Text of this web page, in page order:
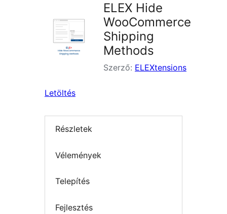
ELEX Hide
WooCommerce
Shipping
Methods
Szerző: ELEXtensions
Letöltés
Részletek
Vélemények
Telepítés
Fejlesztés